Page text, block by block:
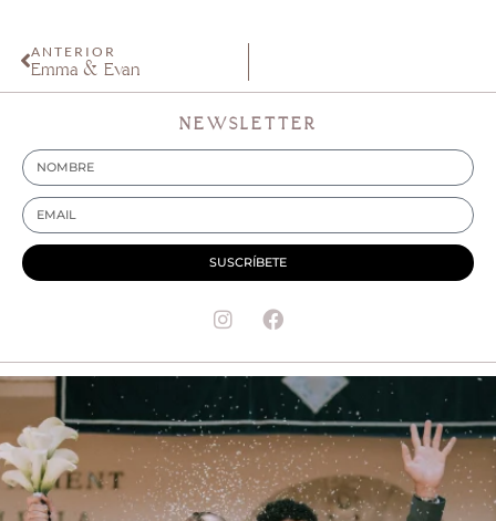
ANTERIOR
Emma & Evan
NEWSLETTER
SUSCRÍBETE